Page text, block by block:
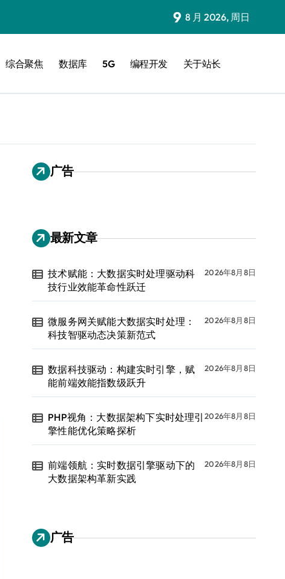
9 8 月 2026, 周日
综合聚焦 数据库 5G 编程开发 关于站长
广告
最新文章
技术赋能：大数据实时处理驱动科
技行业效能革命性跃迁
2026年8月8日
微服务网关赋能大数据实时处理：
科技智驱动态决策新范式
2026年8月8日
数据科技驱动：构建实时引擎，赋
能前端效能指数级跃升
2026年8月8日
PHP视角：大数据架构下实时处理引
擎性能优化策略探析
2026年8月8日
前端领航：实时数据引擎驱动下的
大数据架构革新实践
2026年8月8日
广告